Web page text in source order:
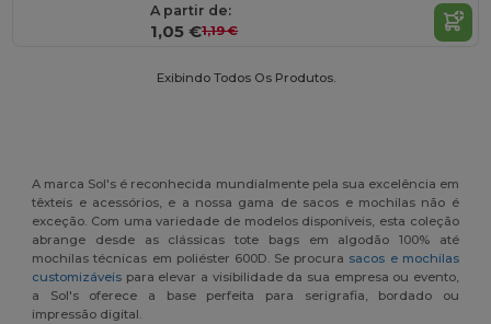
A partir de:
1,05 €1,19 €
Exibindo Todos Os Produtos.
A marca Sol's é reconhecida mundialmente pela sua excelência em
têxteis e acessórios, e a nossa gama de sacos e mochilas não é
exceção. Com uma variedade de modelos disponíveis, esta coleção
abrange desde as clássicas tote bags em algodão 100% até
mochilas técnicas em poliéster 600D. Se procura sacos e mochilas
customizáveis para elevar a visibilidade da sua empresa ou evento,
a Sol's oferece a base perfeita para serigrafia, bordado ou
impressão digital.